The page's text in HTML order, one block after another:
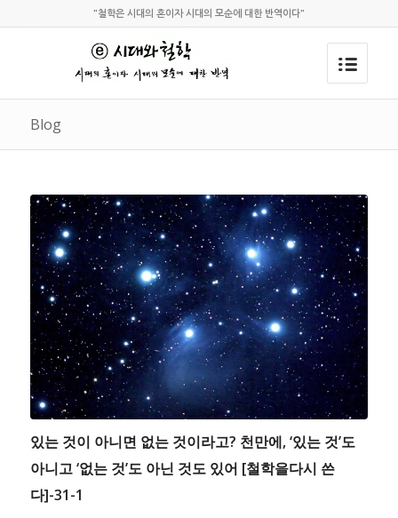
"철학은 시대의 혼이자 시대의 모순에 대한 반역이다"
Blog
있는 것이 아니면 없는 것이라고? 천만에, ‘있는 것’도
아니고 ‘없는 것’도 아닌 것도 있어 [철학을다시 쓴
다]-31-1